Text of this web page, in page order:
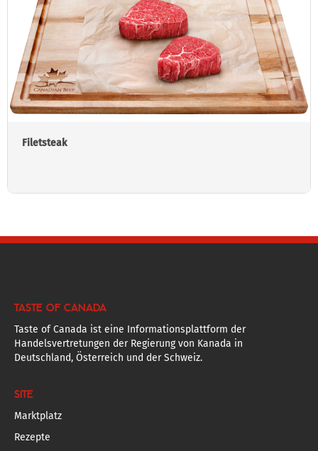
Filetsteak
TASTE OF CANADA
Taste of Canada ist eine Informationsplattform der
Handelsvertretungen der Regierung von Kanada in
Deutschland, Österreich und der Schweiz.
SITE
Marktplatz
Rezepte